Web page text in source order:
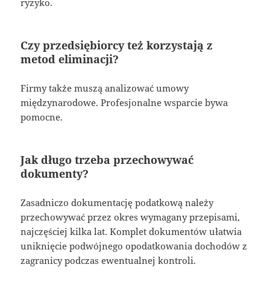
ryzyko.
Czy przedsiębiorcy też korzystają z
metod eliminacji?
Firmy także muszą analizować umowy
międzynarodowe. Profesjonalne wsparcie bywa
pomocne.
Jak długo trzeba przechowywać
dokumenty?
Zasadniczo dokumentację podatkową należy
przechowywać przez okres wymagany przepisami,
najczęściej kilka lat. Komplet dokumentów ułatwia
uniknięcie podwójnego opodatkowania dochodów z
zagranicy podczas ewentualnej kontroli.